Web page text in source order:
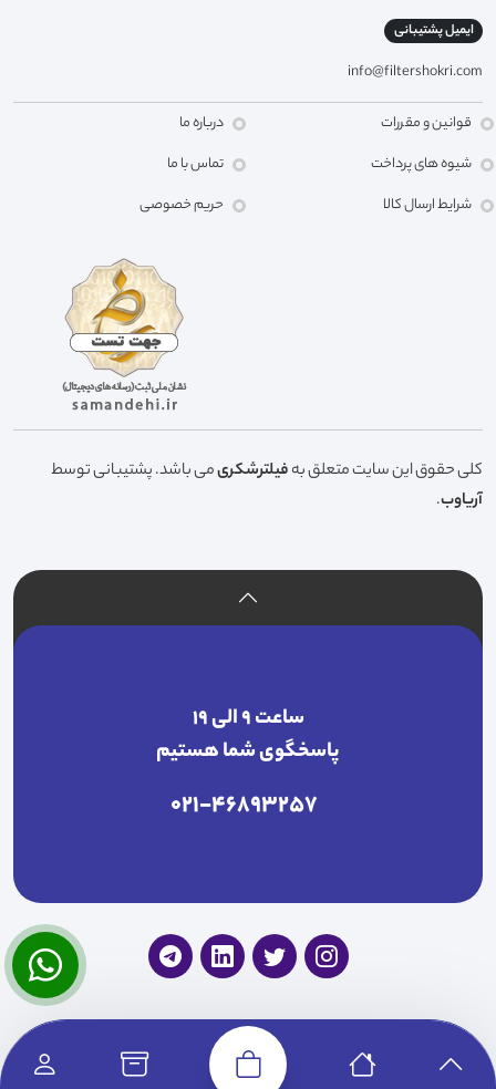
ایمیل پشتیبانی
info@filtershokri.com
قوانین و مقررات
شیوه های پرداخت
شرایط ارسال کالا
درباره ما
تماس با ما
حریم خصوصی
کلی حقوق این سایت متعلق بهفیلترشکریمی باشد. پشتیبانی توسط
آریاوب.
ساعت ۹ الی ۱۹
پاسخگوی شما هستیم
021-46893257